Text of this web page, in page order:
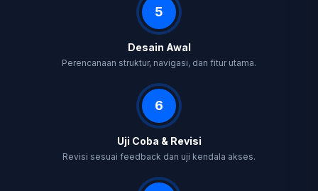
5
Desain Awal
Perencanaan struktur, navigasi, dan fitur utama.
6
Uji Coba & Revisi
Revisi sesuai feedback dan uji kendala akses.